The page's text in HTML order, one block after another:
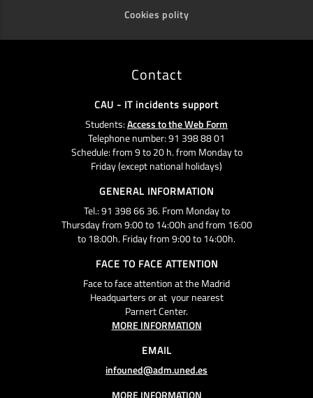
Cookies polity
Contact
CAU - IT incidents support
Students:Access to the Web Form
Telephone number: 91 398 88 01
Schedule: from 9 to 20 h. from Monday to
Friday (except national holidays)
GENERAL INFORMATION
Tel.: 91 398 66 36. From Monday to
Thursday from 9:00 to 14:00h and from 16:00
to 18:00h. Friday from 9:00 to 14:00h.
FACE TO FACE ATTENTION
Face to face attention at the Madrid
Headquarters or at your nearest
Parnert Center.
MORE INFORMATION
EMAIL
infouned@adm.uned.es
MORE INFORMATION